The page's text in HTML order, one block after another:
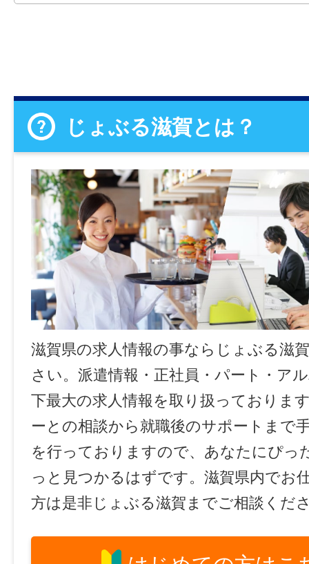
じょぶる滋賀とは？
滋賀県の求人情報の事ならじょぶる滋
さい。派遣情報・正社員・パート・ア
下最大の求人情報を取り扱っておりま
ーとの相談から就職後のサポートまで
を行っておりますので、あなたにぴっ
っと見つかるはずです。滋賀県内でお
方は是非じょぶる滋賀までご相談くだ